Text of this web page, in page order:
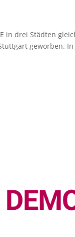
in drei Städten
geworben.